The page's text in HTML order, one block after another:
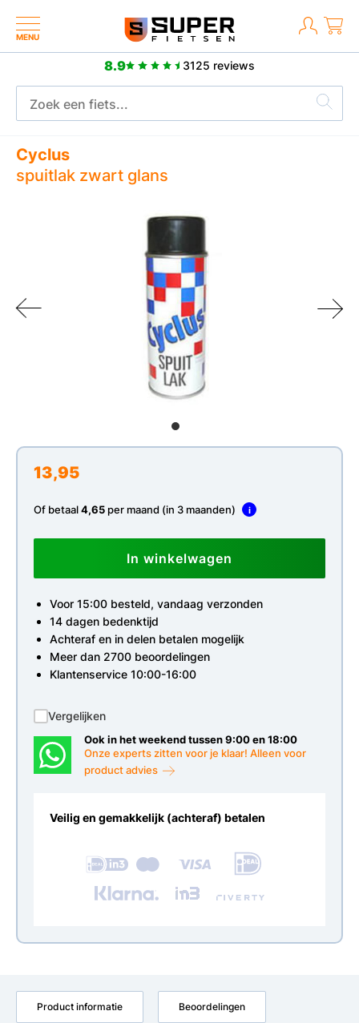
MENU
8.9 3125 reviews
Geen verzendkosten, snelle levering
Cyclus
spuitlak zwart glans
13,95
Of betaal4,65 per maand (in 3 maanden) i
In winkelwagen
Voor 15:00 besteld, vandaag verzonden
14 dagen bedenktijd
Achteraf en in delen betalen mogelijk
Meer dan 2700 beoordelingen
Klantenservice 10:00-16:00
Vergelijken
Ook in het weekend tussen 9:00 en 18:00
Onze experts zitten voor je klaar! Alleen voor
product advies
Veilig en gemakkelijk (achteraf) betalen
Product informatie Beoordelingen